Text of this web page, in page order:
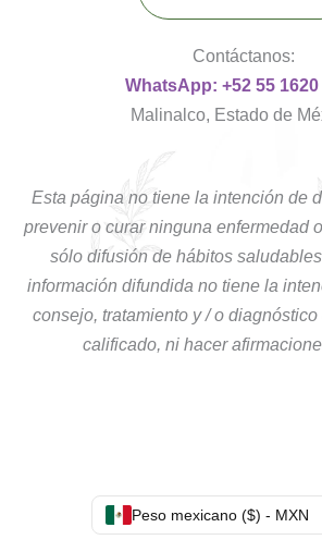
Contáctanos:
WhatsApp: +52 55 1620
Malinalco, Estado de
Esta página no tiene la intención de
prevenir o curar ninguna enfermedad
sólo difusión de hábitos
información difundida no tiene la
consejo, tratamiento y / o
calificado, ni hacer
Peso mexicano ($) - MXN